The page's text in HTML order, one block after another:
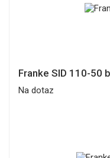
Franke SID 110-50
Na dotaz